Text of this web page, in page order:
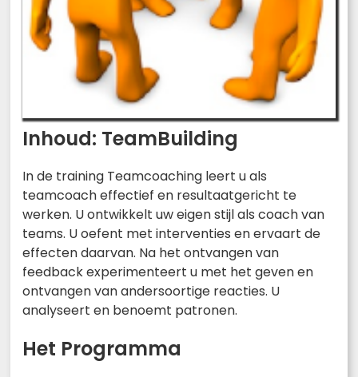
Inhoud: TeamBuilding
In de training Teamcoaching leert u als
teamcoach effectief en resultaatgericht te
werken. U ontwikkelt uw eigen stijl als coach van
teams. U oefent met interventies en ervaart de
effecten daarvan. Na het ontvangen van
feedback experimenteert u met het geven en
ontvangen van andersoortige reacties. U
analyseert en benoemt patronen.
Het Programma